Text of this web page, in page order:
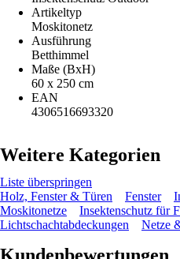
Artikeltyp
Moskitonetz
Ausführung
Betthimmel
Maße (BxH)
60 x 250 cm
EAN
4306516693320
Weitere Kategorien
Liste überspringen
Holz, Fenster & Türen
Fenster
Moskitonetze
Insektenschutz für
Lichtschachtabdeckungen
Netze